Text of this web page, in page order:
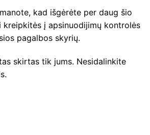
kad išgėrėte per daug šio
kreipkitės į apsinuodijimų kontrolės
pagalbos skyrių.
skirtas tik jums. Nesidalinkite